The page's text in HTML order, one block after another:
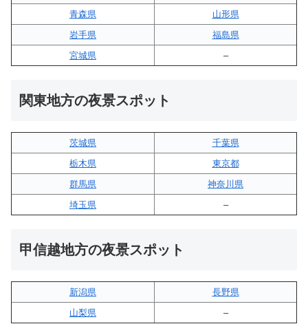
青森県
山形県
岩手県
福島県
宮城県
–
関東地方の夜景スポット
茨城県
千葉県
栃木県
東京都
群馬県
神奈川県
埼玉県
–
甲信越地方の夜景スポット
新潟県
長野県
山梨県
–